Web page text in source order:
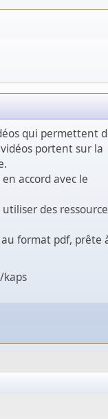
qui permettent
portent sur la
accord avec le
des
format pdf, prête